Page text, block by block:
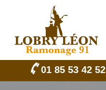
01 85 53 42 52